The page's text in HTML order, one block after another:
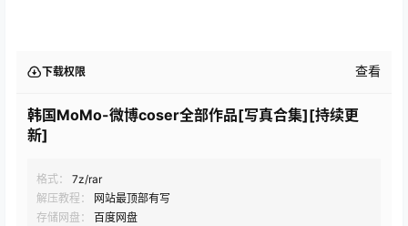
下载权限 查看
韩国MoMo-微博coser全部作品[写真合集][持续更
新]
格式：
7z/rar
解压教程：
网站最顶部有写
存储网盘：
百度网盘